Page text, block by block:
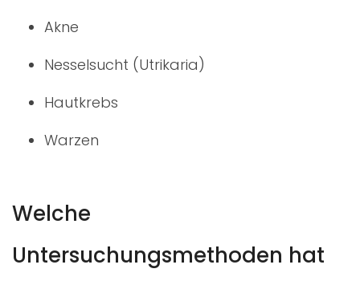
Akne
Nesselsucht (Utrikaria)
Hautkrebs
Warzen
Welche
Untersuchungsmethoden hat